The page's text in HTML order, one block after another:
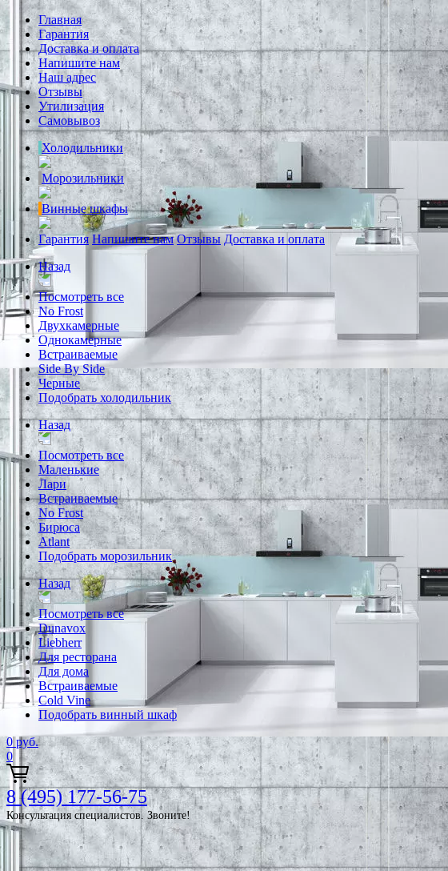
Главная
Гарантия
Доставка и оплата
Напишите нам
Наш адрес
Отзывы
Утилизация
Самовывоз
Холодильники
Морозильники
Винные шкафы
Гарантия Напишите нам Отзывы Доставка и оплата
Назад
Посмотреть все
No Frost
Двухкамерные
Однокамерные
Встраиваемые
Side By Side
Черные
Подобрать холодильник
Назад
Посмотреть все
Маленькие
Лари
Встраиваемые
No Frost
Бирюса
Atlant
Подобрать морозильник
Назад
Посмотреть все
Dunavox
Liebherr
Для ресторана
Для дома
Встраиваемые
Cold Vine
Подобрать винный шкаф
0 руб.
0
8 (495) 177-56-75
Консультация специалистов. Звоните!